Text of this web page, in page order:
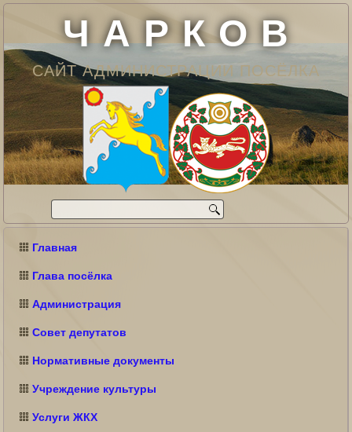
Ч А Р К О В
САЙТ АДМИНИСТРАЦИИ ПОСЁЛКА
Главная
Глава посёлка
Администрация
Совет депутатов
Нормативные документы
Учреждение культуры
Услуги ЖКХ